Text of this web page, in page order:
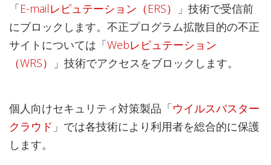
「E-mailレピュテーション（ERS）
」技術で受信前
にブロックします。不正プログラム拡散目的の不正
サイトについては「Webレピュテーション
（WRS）
」技術でアクセスをブロックします。
個人向けセキュリティ対策製品「ウイルスバスター
クラウド 」では各技術により利用者を総合的に保護
します。